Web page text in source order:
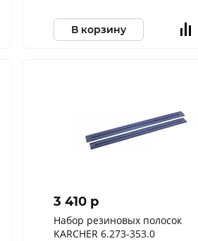
В корзину
3 410 p
Набор резиновых полосок
KARCHER 6.273-353.0